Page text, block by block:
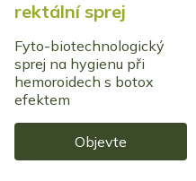
rektální sprej
Fyto-biotechnologický
sprej na hygienu při
hemoroidech s botox
efektem
Objevte